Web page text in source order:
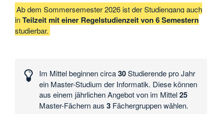
Ab dem Sommersemester 2026 ist der Studiengang auch
inTeilzeit mit einer Regelstudienzeit von 6 Semestern
studierbar.
und
Im Mittel beginnen circa30Studierende pro Jahr
ein Master-Studium der Informatik. Diese können
aus einem jährlichen Angebot von im Mittel25
Master-Fächern aus 3 Fächergruppen wählen.